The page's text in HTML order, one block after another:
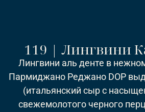
119 | Лингвини
Лингвини аль денте в
Пармиджано Реджано DOP
(итальянский сыр с
свежемолотого черного